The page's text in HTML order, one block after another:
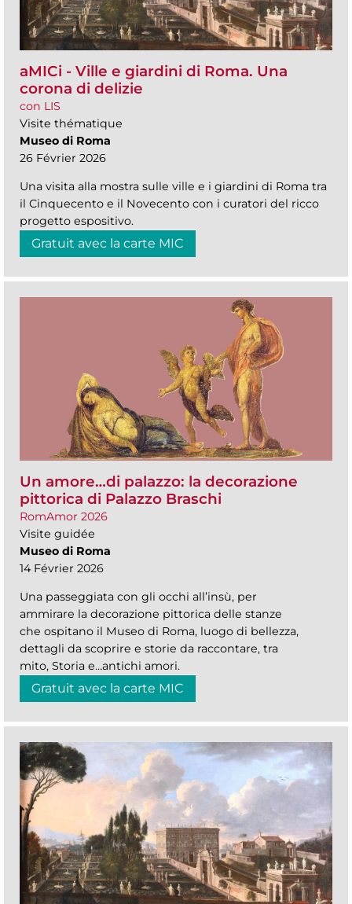
aMICi - Ville e giardini di Roma. Una
corona di delizie
con LIS
Visite thématique
Museo di Roma
26 Février 2026
Una visita alla mostra sulle ville e i giardini di Roma tra
il Cinquecento e il Novecento con i curatori del ricco
progetto espositivo.
Gratuit avec la carte MIC
Un amore…di palazzo: la decorazione
pittorica di Palazzo Braschi
RomAmor 2026
Visite guidée
Museo di Roma
14 Février 2026
Una passeggiata con gli occhi all’insù, per
ammirare la decorazione pittorica delle stanze
che ospitano il Museo di Roma, luogo di bellezza,
dettagli da scoprire e storie da raccontare, tra
mito, Storia e…antichi amori.
Gratuit avec la carte MIC